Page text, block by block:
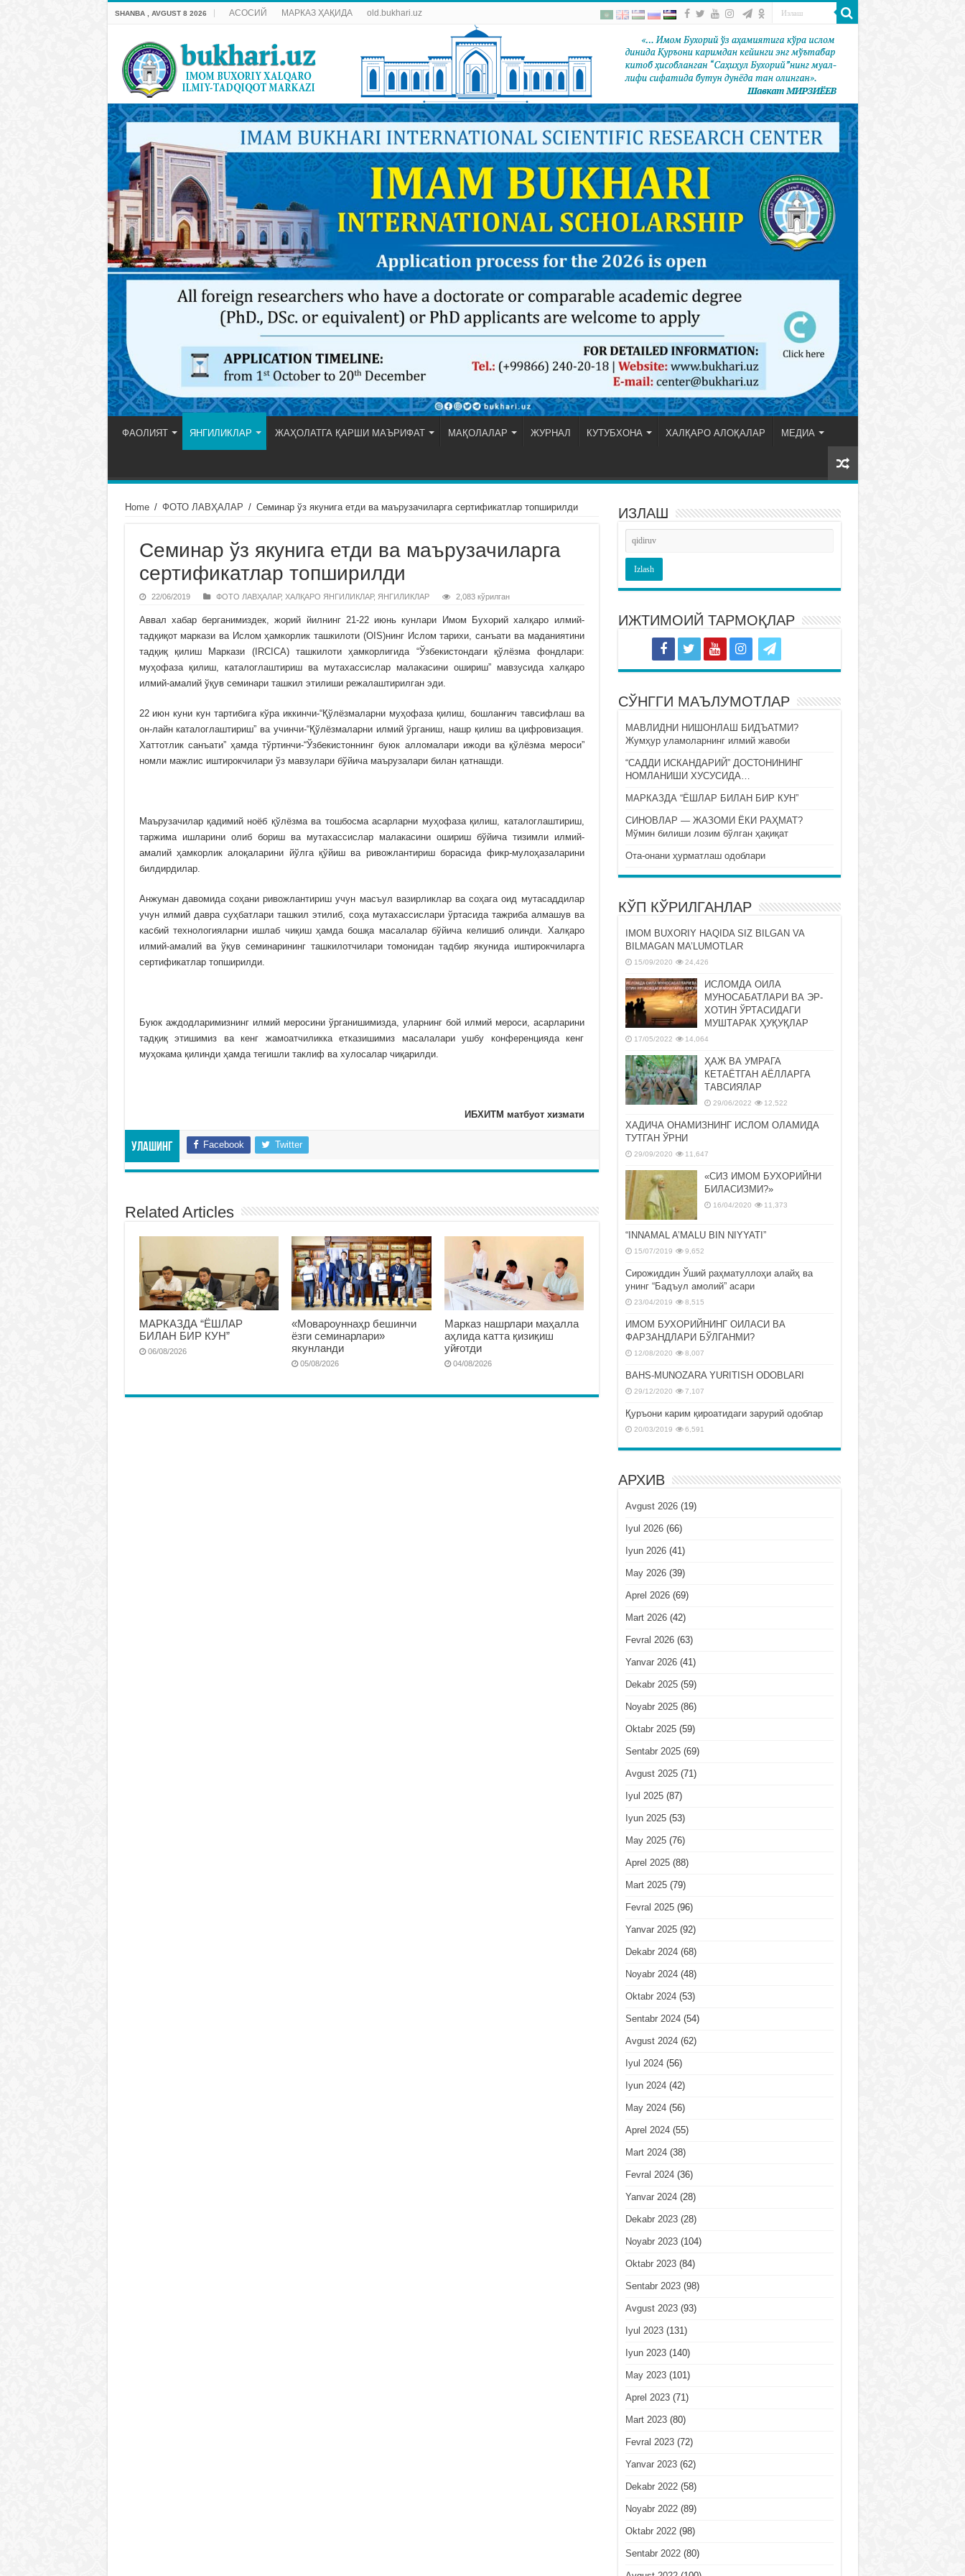
SHANBA , AVGUST 8 2026 АСОСИЙ МАРКАЗ ҲАҚИДА old.bukhari.uz
ФАОЛИЯТ ЯНГИЛИКЛАР ЖАҲОЛАТГА ҚАРШИ МАЪРИФАТ МАҚОЛАЛАР ЖУРНАЛ КУТУБХОНА ХАЛҚАРО АЛОҚАЛАР МЕДИА
Home / ФОТО ЛАВҲАЛАР / Семинар ўз якунига етди ва маърузачиларга сертификатлар топширилди
Семинар ўз якунига етди ва маърузачиларга
сертификатлар топширилди
22/06/2019 ФОТО ЛАВҲАЛАР, ХАЛҚАРО ЯНГИЛИКЛАР, ЯНГИЛИКЛАР 2,083 кўрилган
Аввал хабар берганимиздек, жорий йилнинг 21-22 июнь кунлари Имом Бухорий халқаро илмий-
тадқиқот маркази ва Ислом ҳамкорлик ташкилоти (OIS)нинг Ислом тарихи, санъати ва маданиятини
тадқиқ қилиш Маркази (IRCICA) ташкилоти ҳамкорлигида “Ўзбекистондаги қўлёзма фондлари:
муҳофаза қилиш, каталоглаштириш ва мутахассислар малакасини ошириш” мавзусида халқаро
илмий-амалий ўқув семинари ташкил этилиши режалаштирилган эди.
22 июн куни кун тартибига кўра иккинчи-“Қўлёзмаларни муҳофаза қилиш, бошланғич тавсифлаш ва
он-лайн каталоглаштириш” ва учинчи-“Қўлёзмаларни илмий ўрганиш, нашр қилиш ва цифровизация.
Хаттотлик санъати” ҳамда тўртинчи-“Ўзбекистоннинг буюк алломалари ижоди ва қўлёзма мероси”
номли мажлис иштирокчилари ўз мавзулари бўйича маърузалари билан қатнашди.
Маърузачилар қадимий ноёб қўлёзма ва тошбосма асарларни муҳофаза қилиш, каталоглаштириш,
таржима ишларини олиб бориш ва мутахассислар малакасини ошириш бўйича тизимли илмий-
амалий ҳамкорлик алоқаларини йўлга қўйиш ва ривожлантириш борасида фикр-мулоҳазаларини
билдирдилар.
Анжуман давомида соҳани ривожлантириш учун масъул вазирликлар ва соҳага оид мутасаддилар
учун илмий давра суҳбатлари ташкил этилиб, соҳа мутахассислари ўртасида тажриба алмашув ва
касбий технологияларни ишлаб чиқиш ҳамда бошқа масалалар бўйича келишиб олинди. Халқаро
илмий-амалий ва ўқув семинарининг ташкилотчилари томонидан тадбир якунида иштирокчиларга
сертификатлар топширилди.
Буюк аждодларимизнинг илмий меросини ўрганишимизда, уларнинг бой илмий мероси, асарларини
тадқиқ этишимиз ва кенг жамоатчиликка етказишимиз масалалари ушбу конференцияда кенг
муҳокама қилинди ҳамда тегишли таклиф ва хулосалар чиқарилди.
ИБХИТМ матбуот хизмати
Улашинг Facebook Twitter
Related Articles
МАРКАЗДА “ЁШЛАР
БИЛАН БИР КУН”
06/08/2026
«Мовароуннаҳр бешинчи
ёзги семинарлари»
якунланди
05/08/2026
Марказ нашрлари маҳалла
аҳлида катта қизиқиш
уйғотди
04/08/2026
ИЗЛАШ
ИЖТИМОИЙ ТАРМОҚЛАР
СЎНГГИ МАЪЛУМОТЛАР
МАВЛИДНИ НИШОНЛАШ БИДЪАТМИ?
Жумҳур уламоларнинг илмий жавоби
“САДДИ ИСКАНДАРИЙ” ДОСТОНИНИНГ
НОМЛАНИШИ ХУСУСИДА…
МАРКАЗДА “ЁШЛАР БИЛАН БИР КУН”
СИНОВЛАР — ЖАЗОМИ ЁКИ РАҲМАТ?
Мўмин билиши лозим бўлган ҳақиқат
Ота-онани ҳурматлаш одоблари
КЎП КЎРИЛГАНЛАР
IMOM BUXORIY HAQIDA SIZ BILGAN VA
BILMAGAN MA’LUMOTLAR
15/09/2020 24,426
ИСЛОМДА ОИЛА
МУНОСАБАТЛАРИ ВА ЭР-
ХОТИН ЎРТАСИДАГИ
МУШТАРАК ҲУҚУҚЛАР
17/05/2022 14,064
ҲАЖ ВА УМРАГА
КЕТАЁТГАН АЁЛЛАРГА
ТАВСИЯЛАР
29/06/2022 12,522
ХАДИЧА ОНАМИЗНИНГ ИСЛОМ ОЛАМИДА
ТУТГАН ЎРНИ
29/09/2020 11,647
«СИЗ ИМОМ БУХОРИЙНИ
БИЛАСИЗМИ?»
16/04/2020 11,373
“INNAMAL A’MALU BIN NIYYATI”
15/07/2019 9,652
Сирожиддин Ўший раҳматуллоҳи алайҳ ва
унинг “Бадъул амолий” асари
23/04/2019 8,515
ИМОМ БУХОРИЙНИНГ ОИЛАСИ ВА
ФАРЗАНДЛАРИ БЎЛГАНМИ?
12/08/2020 8,007
BAHS-MUNOZARA YURITISH ODOBLARI
29/12/2020 7,107
Қуръони карим қироатидаги зарурий одоблар
20/03/2019 6,591
АРХИВ
Avgust 2026(19)
Iyul 2026(66)
Iyun 2026(41)
May 2026(39)
Aprel 2026(69)
Mart 2026(42)
Fevral 2026(63)
Yanvar 2026(41)
Dekabr 2025(59)
Noyabr 2025(86)
Oktabr 2025(59)
Sentabr 2025(69)
Avgust 2025(71)
Iyul 2025(87)
Iyun 2025(53)
May 2025(76)
Aprel 2025(88)
Mart 2025(79)
Fevral 2025(96)
Yanvar 2025(92)
Dekabr 2024(68)
Noyabr 2024(48)
Oktabr 2024(53)
Sentabr 2024(54)
Avgust 2024(62)
Iyul 2024(56)
Iyun 2024(42)
May 2024(56)
Aprel 2024(55)
Mart 2024(38)
Fevral 2024(36)
Yanvar 2024(28)
Dekabr 2023(28)
Noyabr 2023(104)
Oktabr 2023(84)
Sentabr 2023(98)
Avgust 2023(93)
Iyul 2023(131)
Iyun 2023(140)
May 2023(101)
Aprel 2023(71)
Mart 2023(80)
Fevral 2023(72)
Yanvar 2023(62)
Dekabr 2022(58)
Noyabr 2022(89)
Oktabr 2022(98)
Sentabr 2022(80)